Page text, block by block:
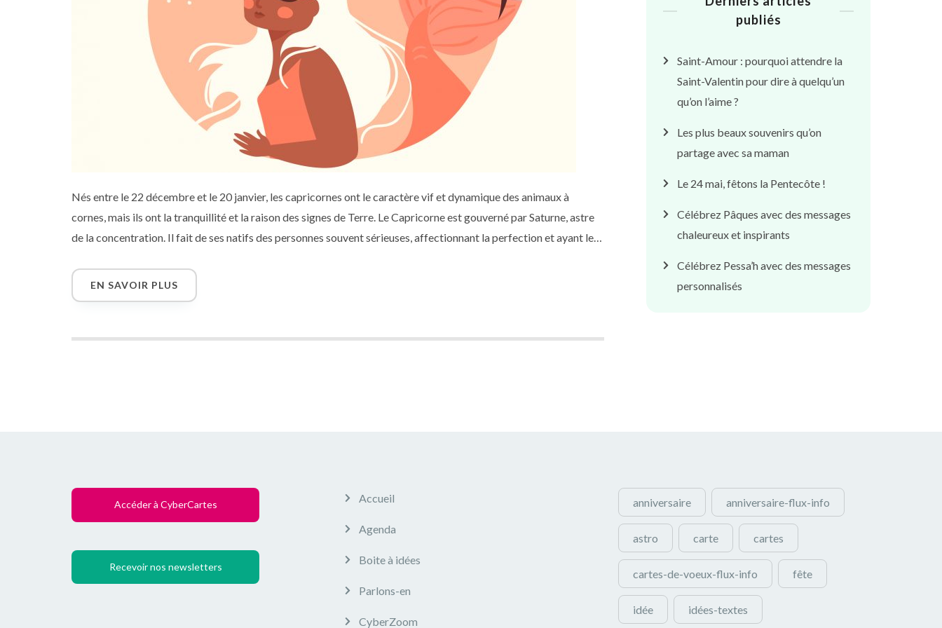
Nés entre le 22 décembre et le 20 janvier, les capricornes ont le caractère vif et dynamique des animaux à
cornes, mais ils ont la tranquillité et la raison des signes de Terre. Le Capricorne est gouverné par Saturne, astre
de la concentration. Il fait de ses natifs des personnes souvent sérieuses, affectionnant la perfection et ayant le
EN SAVOIR PLUS
publiés
Saint-Amour : pourquoi attendre la
Saint-Valentin pour dire à quelqu’un
qu’on l’aime ?
Les plus beaux souvenirs qu’on
partage avec sa maman
Le 24 mai, fêtons la Pentecôte !
Célébrez Pâques avec des messages
chaleureux et inspirants
Célébrez Pessa’h avec des messages
personnalisés
Accéder à CyberCartes
Recevoir nos newsletters
Accueil
Agenda
Boite à idées
Parlons-en
CyberZoom
anniversaire anniversaire-flux-info
astro carte cartes
cartes-de-voeux-flux-info fête
idée idées-textes